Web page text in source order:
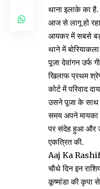
थाना इलाके का है.
आज से लागू हो
आयकर में सबसे
थाने में
पूजा देवांगन उर्फ
खिलाफ प्रथम
कोर्ट में परिवाद
उसने पूजा के साथ
समय अपने मायका
पर संदेह हुआ और
एकत्रित की.
Aaj Ka
चौथे दिन इन
कूष्मांडा की कृपा